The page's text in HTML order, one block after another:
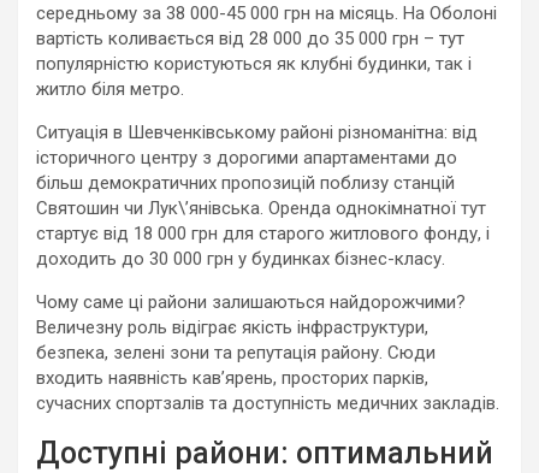
середньому за 38 000-45 000 грн на місяць. На Оболоні
вартість коливається від 28 000 до 35 000 грн – тут
популярністю користуються як клубні будинки, так і
житло біля метро.
Ситуація в Шевченківському районі різноманітна: від
історичного центру з дорогими апартаментами до
більш демократичних пропозицій поблизу станцій
Святошин чи Лук\’янівська. Оренда однокімнатної тут
стартує від 18 000 грн для старого житлового фонду, і
доходить до 30 000 грн у будинках бізнес-класу.
Чому саме ці райони залишаються найдорожчими?
Величезну роль відіграє якість інфраструктури,
безпека, зелені зони та репутація району. Сюди
входить наявність кав’ярень, просторих парків,
сучасних спортзалів та доступність медичних закладів.
Доступні райони: оптимальний